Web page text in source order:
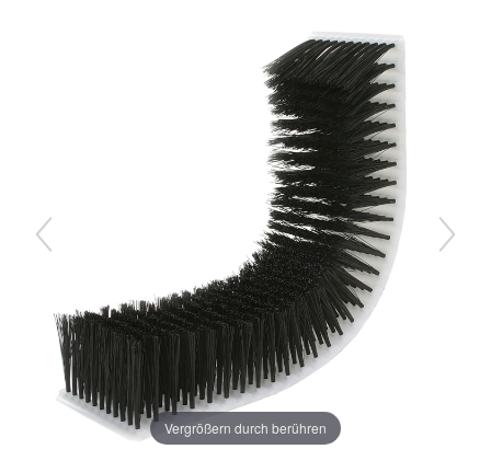
Vergrößern durch berühren